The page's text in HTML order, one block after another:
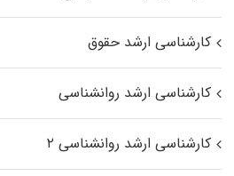
کارشناسی ارشد حقوق
کارشناسی ارشد روانشناسی
کارشناسی ارشد روانشناسی ۲